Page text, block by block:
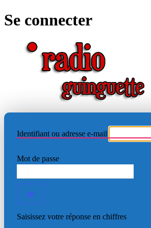
Se connecter
Identifiant ou adresse e-mail
Mot de passe
Saisissez votre réponse en chiffres